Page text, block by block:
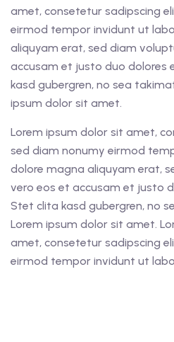
amet, consetetur sadipscing
eirmod tempor invidunt ut
aliquyam erat, sed diam
accusam et justo duo dolores
kasd gubergren, no sea
ipsum dolor sit amet.
Lorem ipsum dolor sit amet,
sed diam nonumy eirmod
dolore magna aliquyam erat,
vero eos et accusam et justo
Stet clita kasd gubergren, no
Lorem ipsum dolor sit amet.
amet, consetetur sadipscing
eirmod tempor invidunt ut